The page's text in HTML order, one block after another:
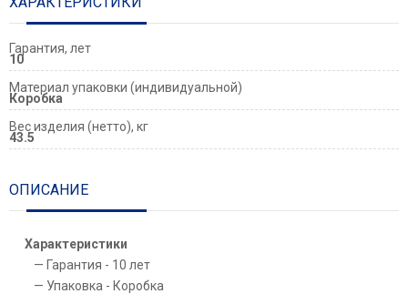
Гарантия, лет
10
Материал упаковки (индивидуальной)
Коробка
Вес изделия (нетто), кг
43.5
ОПИСАНИЕ
Характеристики
Гарантия - 10 лет
Упаковка - Коробка